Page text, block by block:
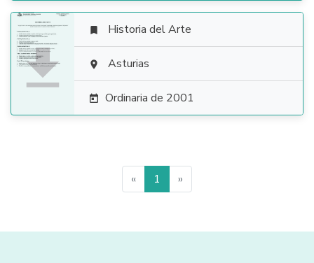

 Historia del Arte
 Asturias
 Ordinaria de 2001
« 1 »